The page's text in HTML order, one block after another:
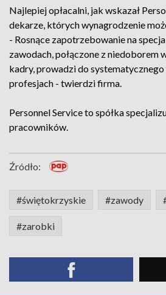
Najlepiej opłacalni, jak wskazał
dekarze, których wynagrodzenie
- Rosnące zapotrzebowanie na
zawodach, połączone z
kadry, prowadzi do
profesjach - twierdzi firma.
Personnel Service to spółka
pracowników.
Źródło:
#świętokrzyskie #zawody
#zarobki